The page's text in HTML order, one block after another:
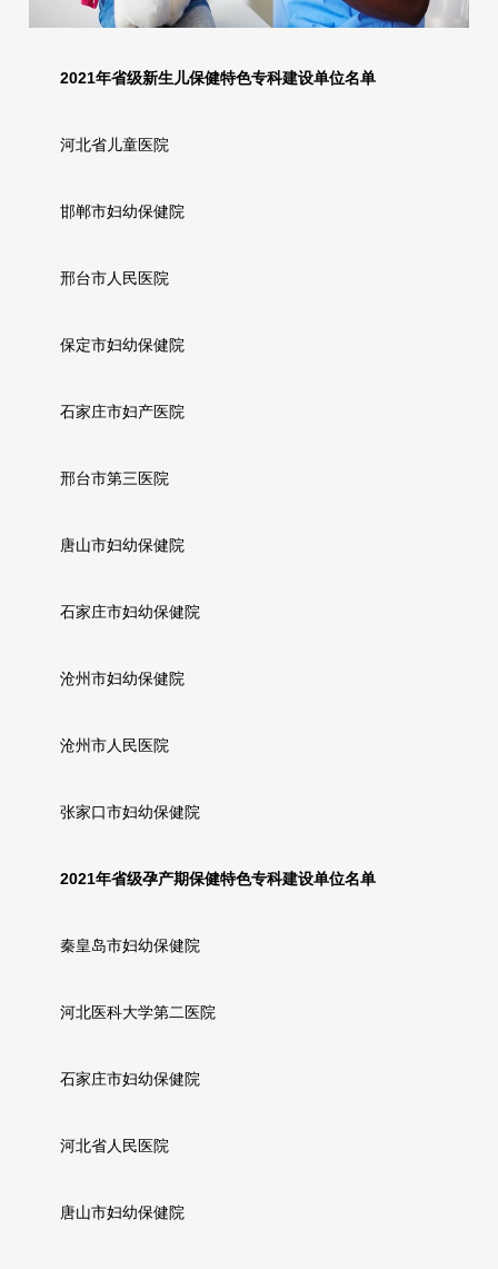
2021年省级新生儿保健特色专科建设单位名单
河北省儿童医院
邯郸市妇幼保健院
邢台市人民医院
保定市妇幼保健院
石家庄市妇产医院
邢台市第三医院
唐山市妇幼保健院
石家庄市妇幼保健院
沧州市妇幼保健院
沧州市人民医院
张家口市妇幼保健院
2021年省级孕产期保健特色专科建设单位名单
秦皇岛市妇幼保健院
河北医科大学第二医院
石家庄市妇幼保健院
河北省人民医院
唐山市妇幼保健院